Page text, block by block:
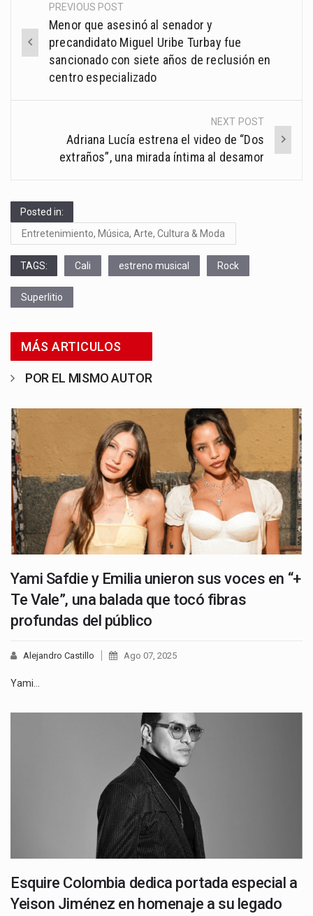
Post
navigation
PREVIOUS POST
Menor que asesinó al senador y
precandidato Miguel Uribe Turbay fue
sancionado con siete años de reclusión en
centro especializado
NEXT POST
Adriana Lucía estrena el video de “Dos
extraños”, una mirada íntima al desamor
Posted in:
Entretenimiento, Música, Arte, Cultura & Moda
TAGS: Cali estreno musical Rock
Superlitio
MÁS ARTICULOS
POR EL MISMO AUTOR
Yami Safdie y Emilia unieron sus voces en “+
Te Vale”, una balada que tocó fibras
profundas del público
Alejandro Castillo Ago 07, 2025
Yami…
Esquire Colombia dedica portada especial a
Yeison Jiménez en homenaje a su legado